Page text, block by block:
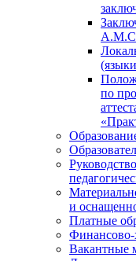
по
и
Платные
Финансово-
Вакантные